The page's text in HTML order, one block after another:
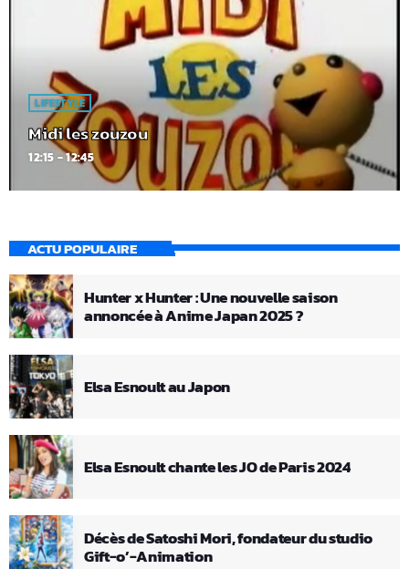
LIFESTYLE
Midi les zouzou
12:15 - 12:45
ACTU POPULAIRE
Hunter x Hunter : Une nouvelle saison
annoncée à Anime Japan 2025 ?
Elsa Esnoult au Japon
Elsa Esnoult chante les JO de Paris 2024
Décès de Satoshi Mori, fondateur du studio
Gift-o’-Animation